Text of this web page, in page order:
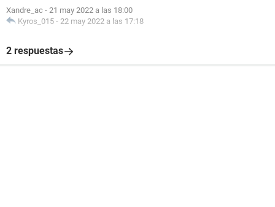
Xandre_ac - 21 may 2022 a las 18:00
Kyros_015 - 22 may 2022 a las 17:18
2 respuestas